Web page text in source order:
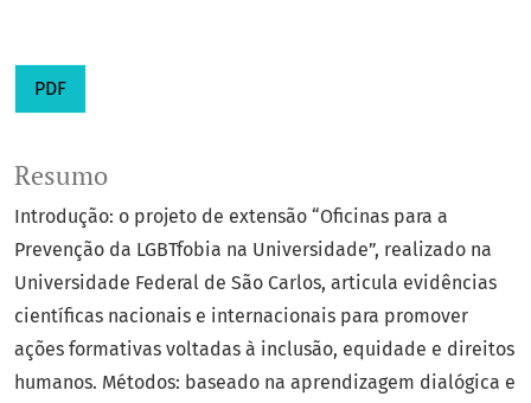
PDF
Resumo
Introdução: o projeto de extensão “Oficinas para a
Prevenção da LGBTfobia na Universidade”, realizado na
Universidade Federal de São Carlos, articula evidências
científicas nacionais e internacionais para promover
ações formativas voltadas à inclusão, equidade e direitos
humanos. Métodos: baseado na aprendizagem dialógica e